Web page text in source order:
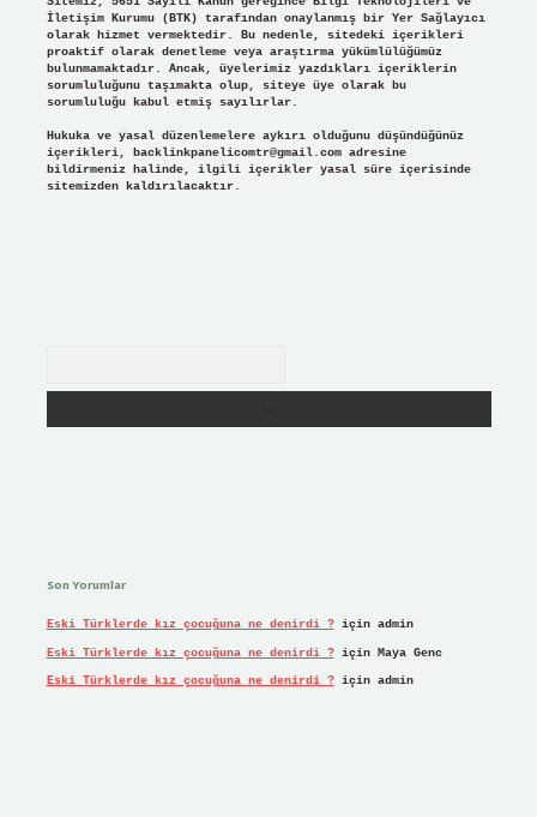
İletişim Kurumu (BTK) tarafından onaylanmış bir Yer Sağlayıcı
olarak hizmet vermektedir. Bu nedenle, sitedeki içerikleri
proaktif olarak denetleme veya araştırma yükümlülüğümüz
bulunmamaktadır. Ancak, üyelerimiz yazdıkları içeriklerin
sorumluluğunu taşımakta olup, siteye üye olarak bu
sorumluluğu kabul etmiş sayılırlar.
Hukuka ve yasal düzenlemelere aykırı olduğunu düşündüğünüz
içerikleri, backlinkpanelicomtr@gmail.comadresine
bildirmeniz halinde, ilgili içerikler yasal süre içerisinde
sitemizden kaldırılacaktır.
Son Yorumlar
Eski Türklerde kız çocuğuna ne denirdi ?için admin
Eski Türklerde kız çocuğuna ne denirdi ?için Maya Genc
Eski Türklerde kız çocuğuna ne denirdi ?için admin